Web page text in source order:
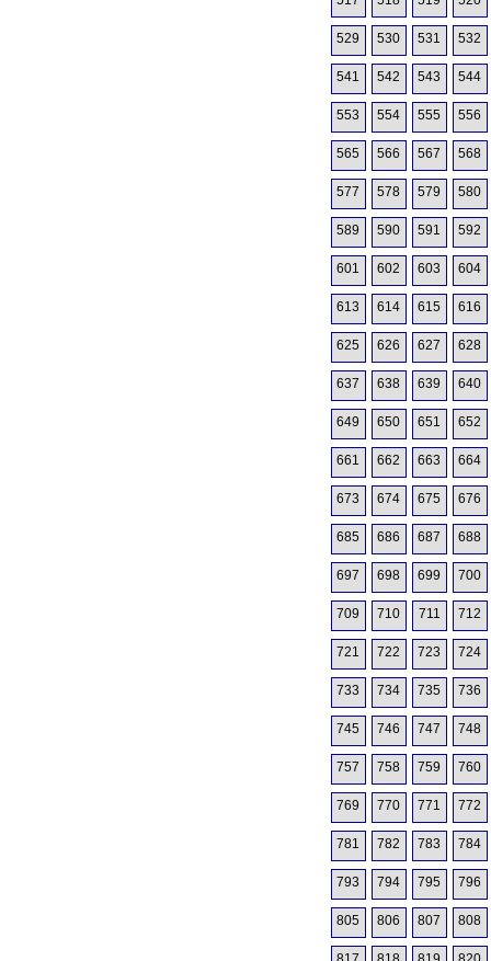
529 530 531 532
541 542 543 544
553 554 555 556
565 566 567 568
577 578 579 580
589 590 591 592
601 602 603 604
613 614 615 616
625 626 627 628
637 638 639 640
649 650 651 652
661 662 663 664
673 674 675 676
685 686 687 688
697 698 699 700
709 710 711 712
721 722 723 724
733 734 735 736
745 746 747 748
757 758 759 760
769 770 771 772
781 782 783 784
793 794 795 796
805 806 807 808